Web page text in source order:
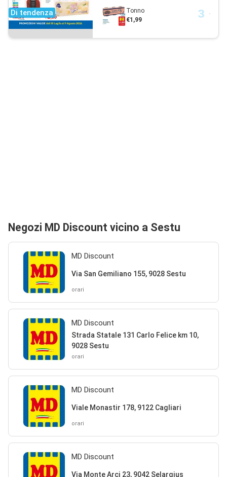
Di tendenza
Tonno
€1,99
Negozi MD Discount vicino a Sestu
MD Discount
Via San Gemiliano 155, 9028 Sestu
orari
MD Discount
Strada Statale 131 Carlo Felice km 10,
9028 Sestu
orari
MD Discount
Viale Monastir 178, 9122 Cagliari
orari
MD Discount
Via Monte Arci 23, 9042 Selargius